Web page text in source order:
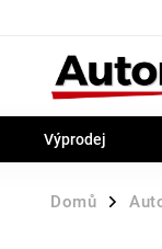
Výprodej
Domů /